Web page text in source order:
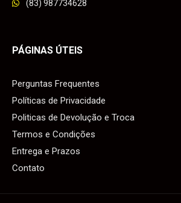
(83) 987734628
PÁGINAS ÚTEIS
Perguntas Frequentes
Políticas de Privacidade
Politicas de Devolução e Troca
Termos e Condições
Entrega e Prazos
Contato